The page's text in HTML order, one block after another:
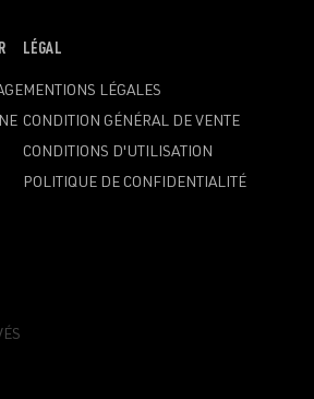
OUVRIR
MENU
LÉGAL
MENTIONS LÉGALES
CONDITION GÉNÉRAL DE VENTE
CONDITIONS D'UTILISATION
POLITIQUE DE CONFIDENTIALITÉ